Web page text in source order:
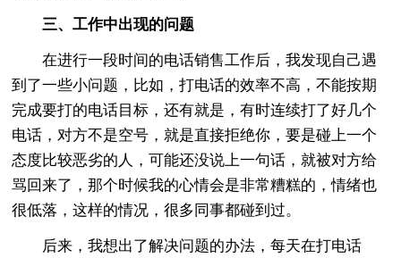
三、工作中出现的问题
在进行一段时间的电话销售工作后，我发现自己遇
到了一些小问题，比如，打电话的效率不高，不能按期
完成要打的电话目标，还有就是，有时连续打了好几个
电话，对方不是空号，就是直接拒绝你，要是碰上一个
态度比较恶劣的人，可能还没说上一句话，就被对方给
骂回来了，那个时候我的心情会是非常糟糕的，情绪也
很低落，这样的情况，很多同事都碰到过。
后来，我想出了解决问题的办法，每天在打电话